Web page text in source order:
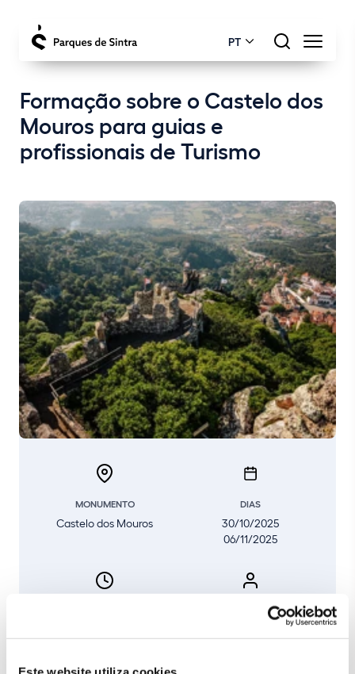
PT
Formação sobre o Castelo dos
Mouros para guias e
profissionais de Turismo
MONUMENTO
Castelo dos Mouros
DIAS
30/10/2025
06/11/2025
TIPO DE EVENTO